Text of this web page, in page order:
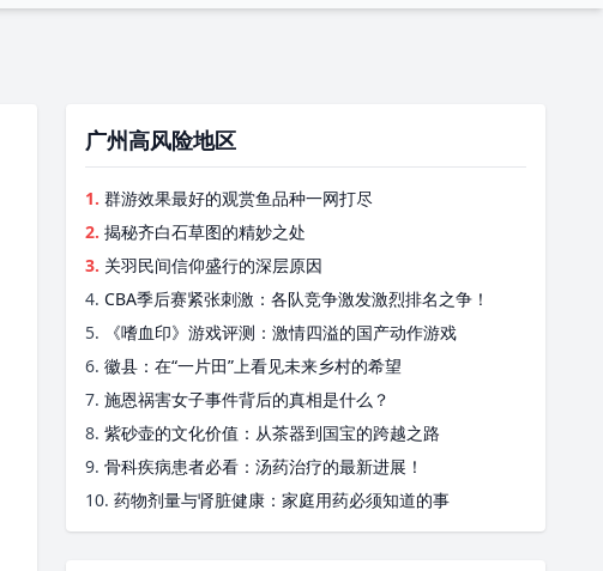
广州高风险地区
1. 群游效果最好的观赏鱼品种一网打尽
2. 揭秘齐白石草图的精妙之处
3. 关羽民间信仰盛行的深层原因
4. CBA季后赛紧张刺激：各队竞争激发激烈排名之争！
5.
《嗜血印》游戏评测：激情四溢的国产动作游戏
6. 徽县：在“一片田”上看见未来乡村的希望
7. 施恩祸害女子事件背后的真相是什么？
8. 紫砂壶的文化价值：从茶器到国宝的跨越之路
9. 骨科疾病患者必看：汤药治疗的最新进展！
10. 药物剂量与肾脏健康：家庭用药必须知道的事